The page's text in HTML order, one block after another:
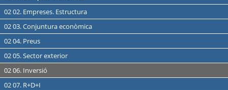
02 02. Empreses. Estructura
02 03. Conjuntura econòmica
02 04. Preus
02 05. Sector exterior
02 06. Inversió
02 07. R+D+I